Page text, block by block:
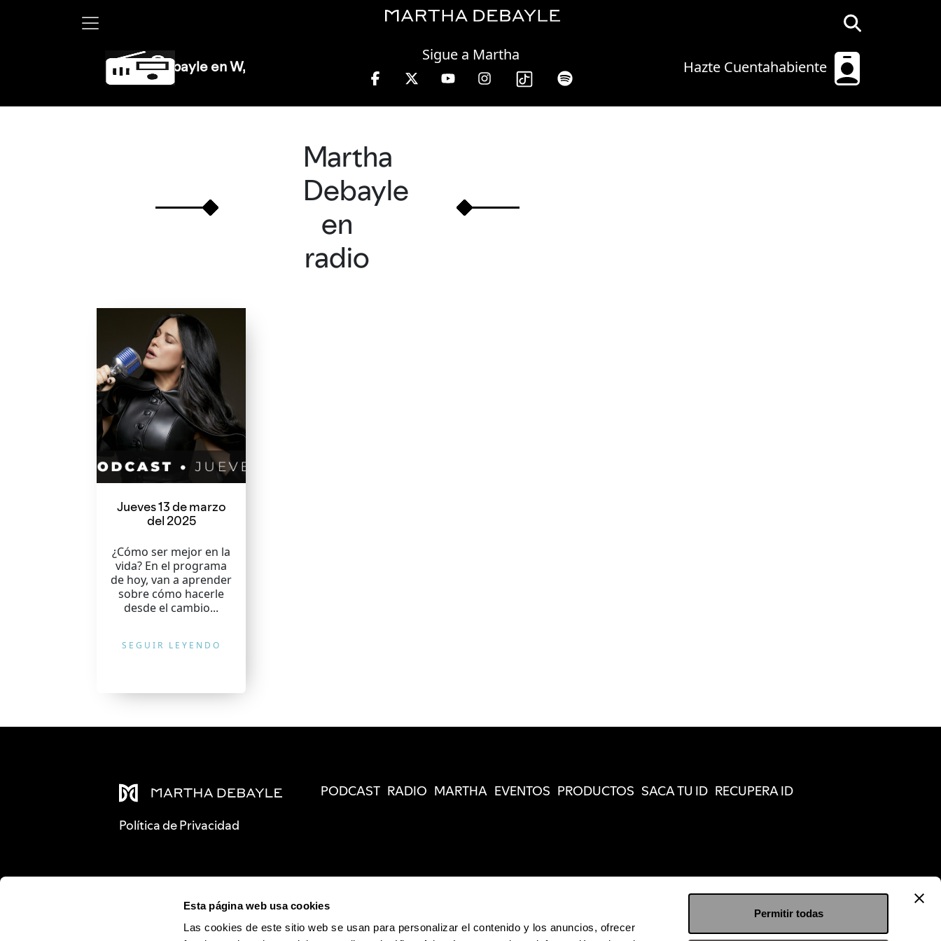
Esta página web usa cookies
Las cookies de este sitio web se usan para personalizar el contenido y los anuncios, ofrecer
Permitir todas
Hazte Cuentahabiente
Sigue a Martha
Martha Debayle en W, lunes a viernes de 10 a 13 hrs.
Martha
Debayle
en
radio
Jueves 13 de marzo
del 2025
¿Cómo ser mejor en la
vida? En el programa
de hoy, van a aprender
sobre cómo hacerle
desde el cambio...
SEGUIR LEYENDO
Política de Privacidad
PODCAST RADIO MARTHA EVENTOS PRODUCTOS SACA TU ID RECUPERA ID